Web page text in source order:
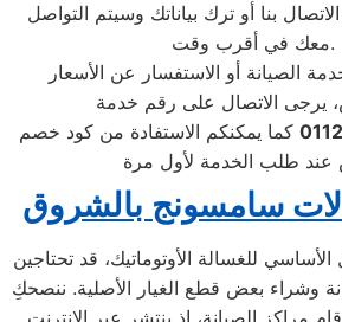
بنا أو ترك بياناتك وسيتم التواصل
معك في أقرب وقت.
الصيانة أو الاستفسار عن الأسعار
يرجى الاتصال على رقم خدمة
كما يمكنكم الاستفادة من كود خصم
سامسونج بالشروق
للغسالة الأوتوماتيك، قد تحتاجين
وشراء بعض قطع الغيار الأصلية. ننصحكِ
مراكز الصيانة، إذ ينتشر عبر الإنترنت